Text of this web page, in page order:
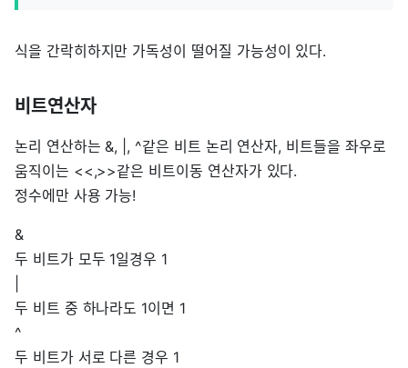
식을 간락히하지만 가독성이 떨어질 가능성이 있다.
비트연산자
논리 연산하는 &, |, ^같은 비트 논리 연산자, 비트들을 좌우로
움직이는 <<,>>같은 비트이동 연산자가 있다.
정수에만 사용 가능!
&
두 비트가 모두 1일경우 1
두 비트 중 하나라도 1이면 1
^
두 비트가 서로 다른 경우 1